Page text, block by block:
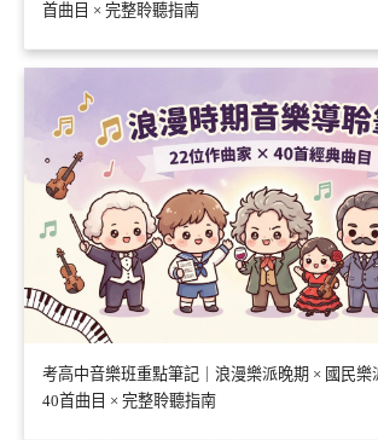
首曲目 × 完整聆聽指南
考高中音樂班重點筆記｜浪漫樂派晚期 × 國民樂
40首曲目 × 完整聆聽指南